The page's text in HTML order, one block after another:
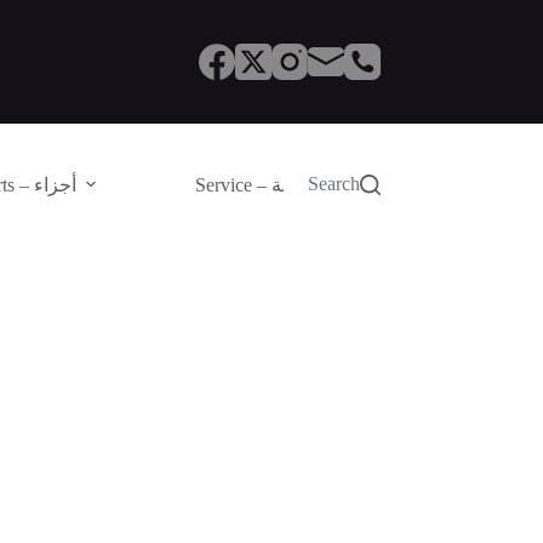
Parts – أجزاء Service – الصيانةSearch